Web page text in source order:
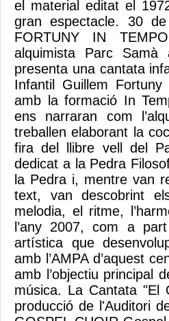
el material editat el
gran espectacle. 30
FORTUNY IN
alquimista Parc
presenta una cantata
Infantil Guillem
amb la formació In
ens narraran com
treballen elaborant la
fira del llibre vell del
dedicat a la Pedra
la Pedra i, mentre van
text, van descobrint
melodia, el ritme,
l’any 2007, com a
artística que
amb l’AMPA d’aquest
amb l’objectiu principal
música. La Cantata "El
producció de l'Auditori